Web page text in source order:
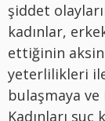
şiddet
kadınlar,
ettiğinin
yeterlilikleri
bulaşmaya
Kadınları